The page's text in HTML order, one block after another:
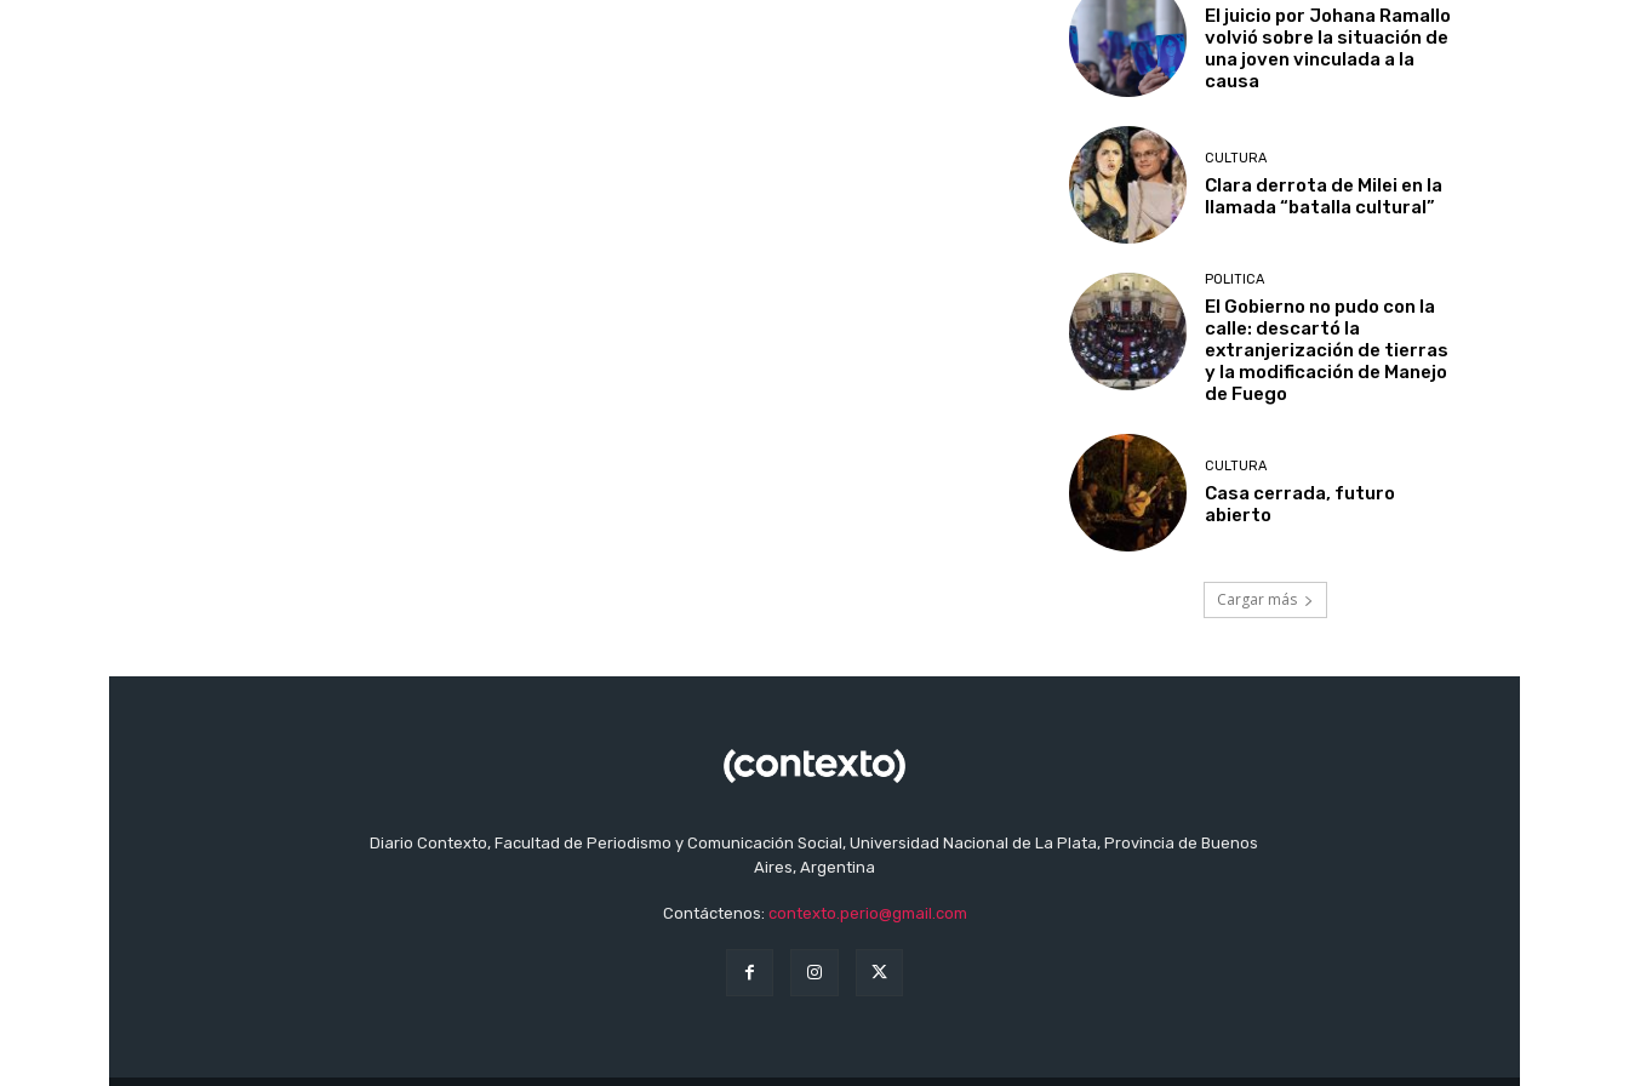
El juicio por Johana Ramallo
volvió sobre la situación de
una joven vinculada a la
causa
CULTURA
Clara derrota de Milei en la
llamada “batalla cultural”
POLITICA
El Gobierno no pudo con la
calle: descartó la
extranjerización de tierras
y la modificación de Manejo
de Fuego
CULTURA
Casa cerrada, futuro
abierto
Cargar más
Diario Contexto, Facultad de Periodismo y Comunicación Social, Universidad Nacional de La Plata, Provincia de Buenos
Aires, Argentina
Contáctenos: contexto.perio@gmail.com